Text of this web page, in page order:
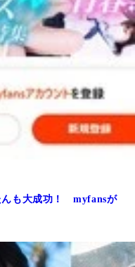
んも大成功！ myfansが